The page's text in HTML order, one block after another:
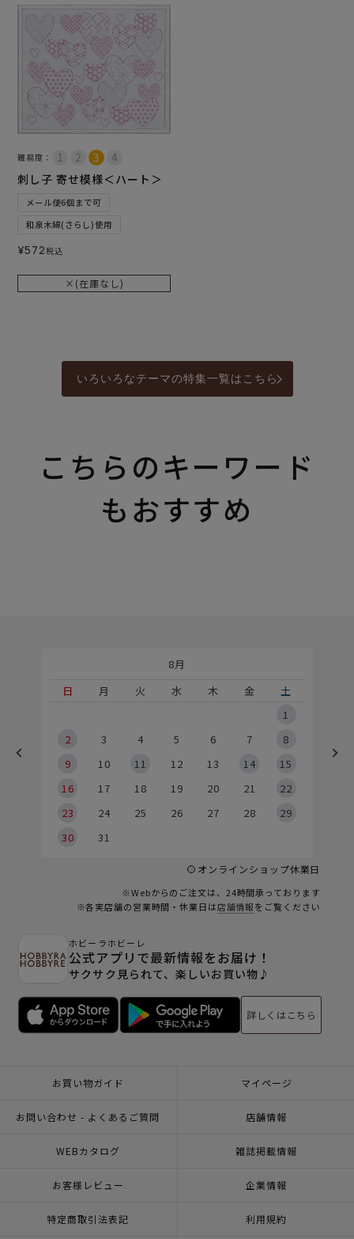
難易度：
刺し子 寄せ模様＜ハート＞
メール便6個まで可
和泉木綿(さらし)使用
¥572税込
×(在庫なし)
いろいろなテーマの特集一覧はこちら
こちらのキーワード
もおすすめ
8月
日
月 火 水 木 金
土
1
2
3 4 5 6 7
8
9
10 11 12 13 14
15
16
17 18 19 20 21
22
23
24 25 26 27 28
29
30
31
オンラインショップ休業日
※Webからのご注文は、24時間承っております
※各実店舗の営業時間・休業日は店舗情報をご覧ください
ホビーラホビーレ
公式アプリで最新情報をお届け！
サクサク見られて、楽しいお買い物♪
詳しくはこちら
お買い物ガイド マイページ
お問い合わせ - よくあるご質問 店舗情報
WEBカタログ 雑誌掲載情報
お客様レビュー 企業情報
特定商取引法表記 利用規約